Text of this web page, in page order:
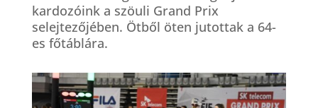
kardozóink a szöuli Grand Prix
selejtezőjében. Ötből öten jutottak a 64-
es főtáblára.